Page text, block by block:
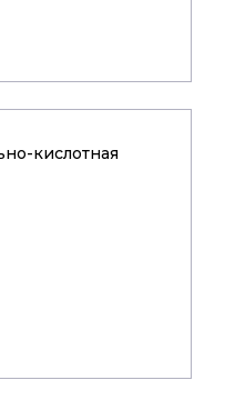
кислотная